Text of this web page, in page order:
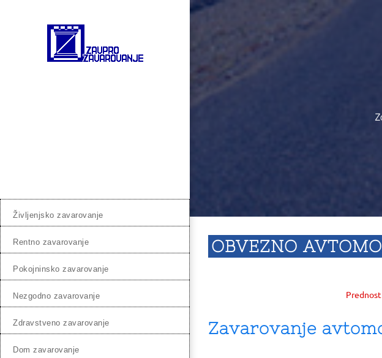
življenjsko zavarovanje
rentno zavarovanje
pokojninsko zavarovanje
nezgodno zavarovanje
zdravstveno zavarovanje
dom zavarovanje
OBVEZNO
Zavarovanje